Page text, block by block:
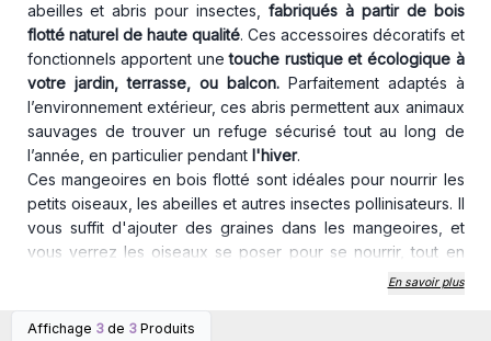
abeilles et abris pour insectes, fabriqués à partir de bois
flotté naturel de haute qualité. Ces accessoires décoratifs et
fonctionnels apportent unetouche rustique et écologique à
votre jardin, terrasse, ou balcon. Parfaitement adaptés à
l’environnement extérieur, ces abris permettent aux animaux
sauvages de trouver un refuge sécurisé tout au long de
l’année, en particulier pendant l'hiver.
Ces mangeoires en bois flotté sont idéales pour nourrir les
petits oiseaux, les abeilles et autres insectes pollinisateurs. Il
vous suffit d'ajouter des graines dans les mangeoires, et
vous verrez les oiseaux se poser pour se nourrir, tout en
nature,les écologistes et les personnes cherchant à attirer
En savoir plus
Affichage 3 de 3 Produits